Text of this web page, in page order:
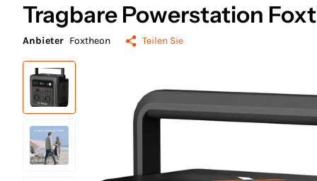
Tragbare Powerstation
Anbieter Foxtheon Teilen Sie